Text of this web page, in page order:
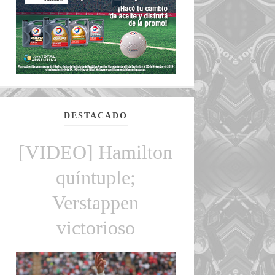
DESTACADO
[VIDEO] Hamilton
quíntuple;
Verstappen
victorioso